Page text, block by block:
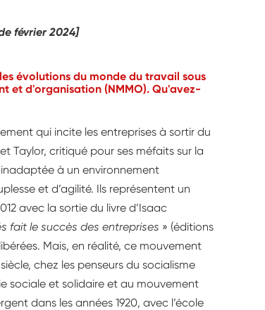
février 2024]
évolutions du monde du travail sous
et d'organisation (NMMO). Qu'avez-
qui incite les entreprises à sortir du
Taylor, critiqué pour ses méfaits sur la
à un environnement
et d’agilité. Ils représentent un
avec la sortie du livre d’Isaac
fait le succès des entreprises
(éditions
Mais, en réalité, ce mouvement
chez les penseurs du socialisme
sociale et solidaire et au mouvement
dans les années 1920, avec l’école